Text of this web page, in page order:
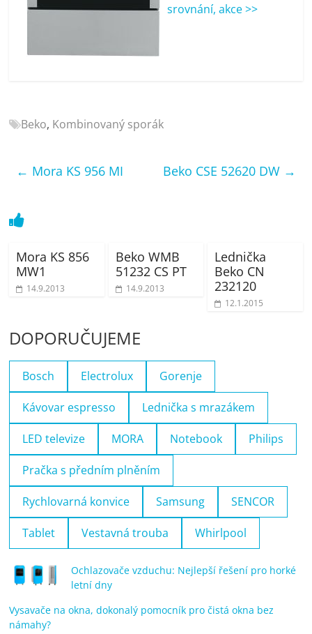
notebooky,
mobilní
kávovary,
srovnání, akce >>
Beko, Kombinovaný sporák
← Mora KS 956 MI Beko CSE 52620 DW →
Mora KS 856
MW1
14.9.2013
Beko WMB
51232 CS PT
14.9.2013
Lednička
Beko CN
232120
12.1.2015
DOPORUČUJEME
Bosch Electrolux Gorenje
Kávovar espresso Lednička s mrazákem
LED televize MORA Notebook Philips
Pračka s předním plněním
Rychlovarná konvice Samsung SENCOR
Tablet Vestavná trouba Whirlpool
Ochlazovače vzduchu: Nejlepší řešení pro horké
letní dny
Vysavače na okna, dokonalý pomocník pro čistá okna bez
námahy?